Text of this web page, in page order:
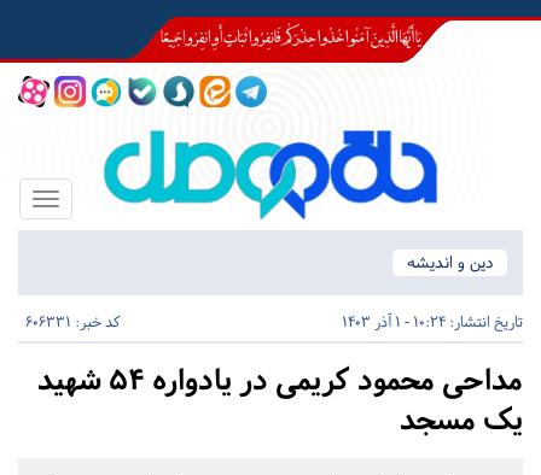
Toggle
دین و اندیشه
تاریخ انتشار: 10:24 - 1 آذر 1403 کد خبر: 606331
مداحی محمود کریمی در یادواره ۵۴ شهید
یک مسجد